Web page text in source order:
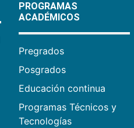
PROGRAMAS
ACADÉMICOS
Pregrados
Posgrados
Educación continua
Programas Técnicos y
Tecnologías